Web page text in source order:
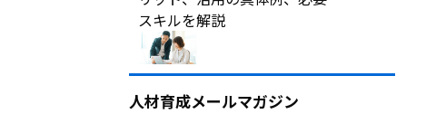
スキルを解説
人材育成メールマガジン